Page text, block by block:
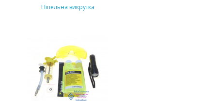
Ніпельна викрутка